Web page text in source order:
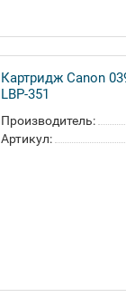
Картридж Canon
LBP-351
Производитель:
Артикул: